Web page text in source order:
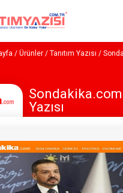
/ Ürünler / Tanıtım Yazısı /
Sondakika.com
Yazısı